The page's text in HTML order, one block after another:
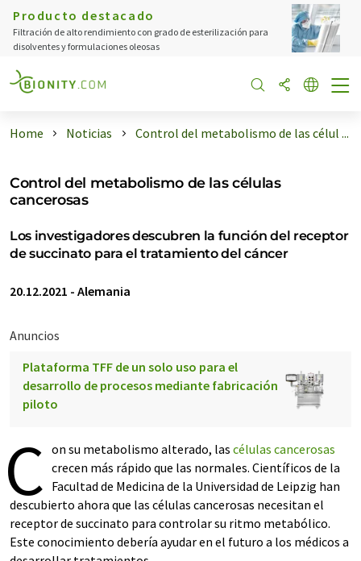
Producto destacado
Filtración de alto rendimiento con grado de esterilización para
disolventes y formulaciones oleosas
Home Noticias Control del metabolismo de las célul ...
Control del metabolismo de las células
cancerosas
Los investigadores descubren la función del receptor
de succinato para el tratamiento del cáncer
20.12.2021 - Alemania
Anuncios
Plataforma TFF de un solo uso para el
desarrollo de procesos mediante fabricación
piloto
C on su metabolismo alterado, las células cancerosas
crecen más rápido que las normales. Científicos de la
Facultad de Medicina de la Universidad de Leipzig han
descubierto ahora que las células cancerosas necesitan el
receptor de succinato para controlar su ritmo metabólico.
Este conocimiento debería ayudar en el futuro a los médicos a